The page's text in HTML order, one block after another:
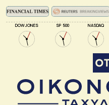
DOW JONES SP 500 NASDAQ